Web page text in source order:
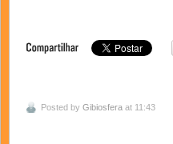
Posted by Gibiosfera at 11:43